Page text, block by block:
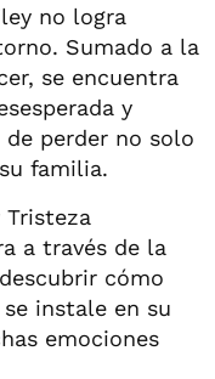
no logra
Sumado a la
se encuentra
y
perder no solo
familia.
a través de la
cómo
instale en su
emociones